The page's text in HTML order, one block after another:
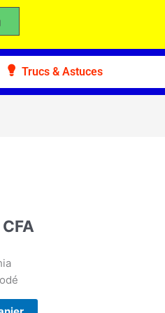
Trucs & Astuces
CFA